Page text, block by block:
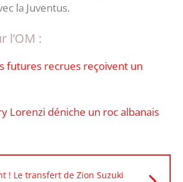
la Juventus.
l’OM :
futures recrues reçoivent un
Lorenzi déniche un roc albanais
! Le transfert de Zion Suzuki